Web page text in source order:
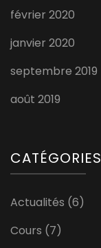
février 2020
janvier 2020
septembre 2019
août 2019
CATÉGORIES
Actualités (6)
Cours (7)